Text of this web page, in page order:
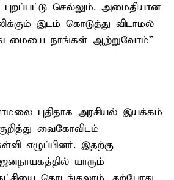
செல்லும். அமைதியான
இடம் கொடுத்து விடாமல்
நாங்கள் ஆற்றுவோம்”
புதிதாக அரசியல் இயக்கம்
வைகோவிடம்
எழுப்பினர். இதற்கு
யாரும்